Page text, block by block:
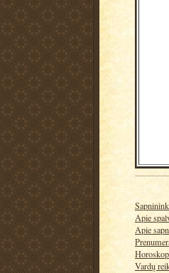
Apie
Apie
Vardų